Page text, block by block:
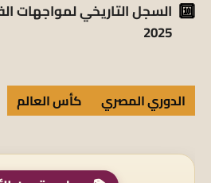
السجل التاريخي لمواجهات
2025
الدوري المصري كأس العالم